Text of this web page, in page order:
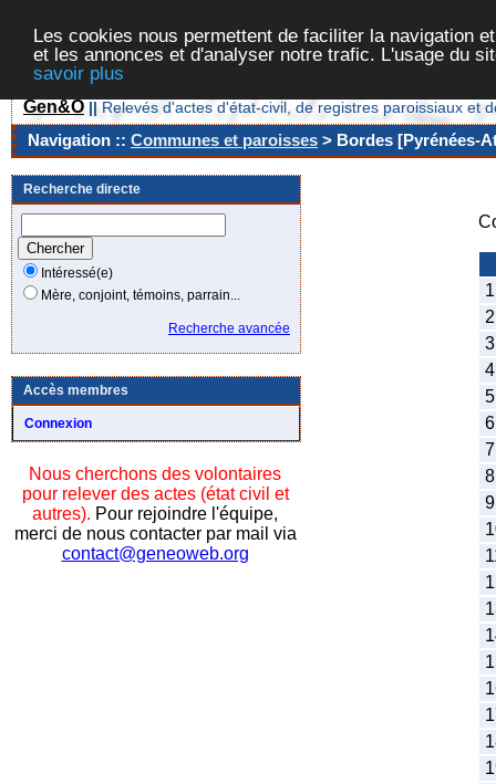
Les cookies nous permettent de faciliter la navigation
et les annonces et d'analyser notre trafic. L'usage du
savoir plus
Gen&O || Relevés d'actes d'état-civil, de registres paroissiaux et
Navigation :: Communes et paroisses > Bordes [Pyrénées-
Recherche directe
Intéressé(e)
Mère, conjoint, témoins, parrain...
Recherche avancée
Accès membres
Connexion
Nous cherchons des volontaires
pour relever des actes (état civil et
autres). Pour rejoindre l'équipe,
merci de nous contacter par mail via
contact@geneoweb.org